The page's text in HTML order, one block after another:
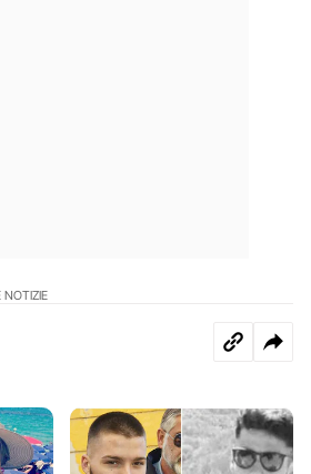
NOTIZIE